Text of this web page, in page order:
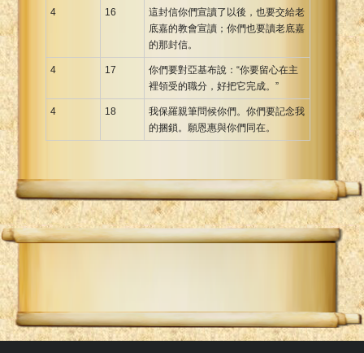
4 16
這封信你們宣讀了以後，也要交給老
底嘉的教會宣讀；你們也要讀老底嘉
的那封信。
4 17
你們要對亞基布說：“你要留心在主
裡領受的職分，好把它完成。”
4 18
我保羅親筆問候你們。你們要記念我
的捆鎖。願恩惠與你們同在。